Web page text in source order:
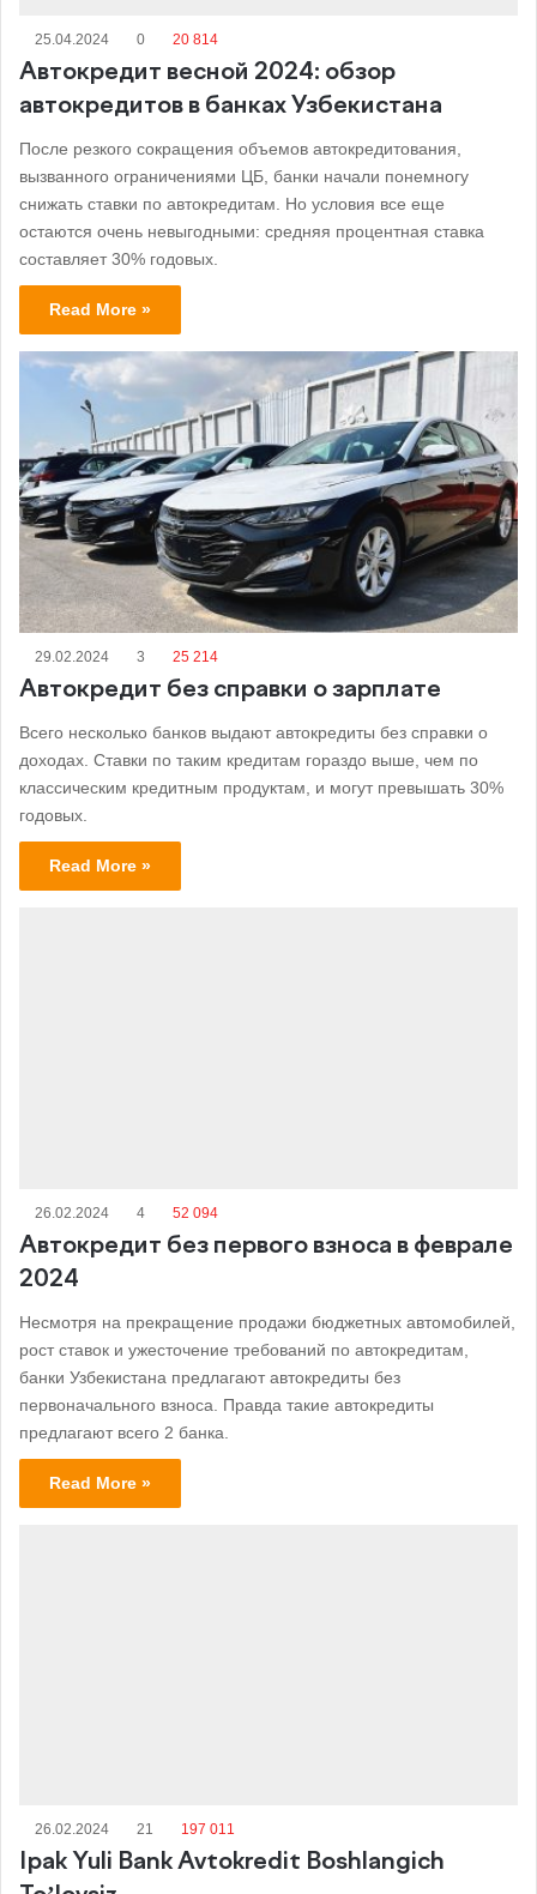
25.04.2024 0 20 814
Автокредит весной 2024: обзор
автокредитов в банках Узбекистана
После резкого сокращения объемов автокредитования,
вызванного ограничениями ЦБ, банки начали понемногу
снижать ставки по автокредитам. Но условия все еще
остаются очень невыгодными: средняя процентная ставка
составляет 30% годовых.
Read More »
29.02.2024 3 25 214
Автокредит без справки о зарплате
Всего несколько банков выдают автокредиты без справки о
доходах. Ставки по таким кредитам гораздо выше, чем по
классическим кредитным продуктам, и могут превышать 30%
годовых.
Read More »
26.02.2024 4 52 094
Автокредит без первого взноса в феврале
2024
Несмотря на прекращение продажи бюджетных автомобилей,
рост ставок и ужесточение требований по автокредитам,
банки Узбекистана предлагают автокредиты без
первоначального взноса. Правда такие автокредиты
предлагают всего 2 банка.
Read More »
26.02.2024 21 197 011
Ipak Yuli Bank Avtokredit Boshlangich